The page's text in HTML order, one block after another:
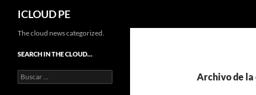
Saltar
contenido
ICLOUD PE
Archivo de
The cloud news categorized.
SEARCH IN THE CLOUD…
Buscar: